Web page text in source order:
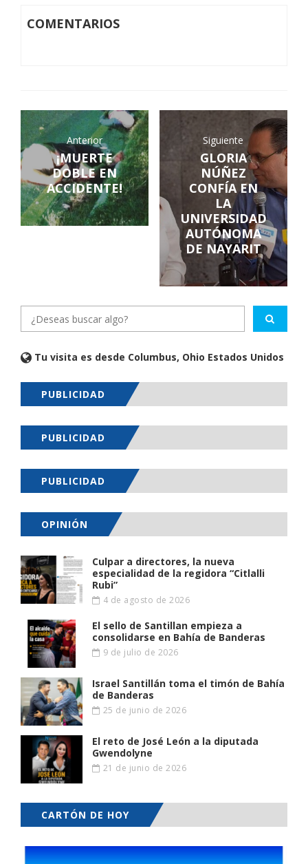
COMENTARIOS
Anterior
¡MUERTE
DOBLE EN
ACCIDENTE!
Siguiente
GLORIA
NÚÑEZ
CONFÍA EN
LA
UNIVERSIDAD
AUTÓNOMA
DE NAYARIT
Tu visita es desde Columbus, Ohio Estados Unidos
PUBLICIDAD
PUBLICIDAD
PUBLICIDAD
OPINIÓN
Culpar a directores, la nueva
especialidad de la regidora “Citlalli
Rubi”
4 de agosto de 2026
El sello de Santillan empieza a
consolidarse en Bahía de Banderas
9 de julio de 2026
Israel Santillán toma el timón de Bahía
de Banderas
25 de junio de 2026
El reto de José León a la diputada
Gwendolyne
21 de junio de 2026
CARTÓN DE HOY